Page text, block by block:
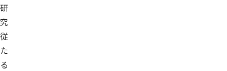
研
究
従
た
る